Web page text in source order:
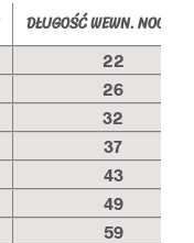
DŁUGOŚĆ WEWN.
22
26
32
37
43
49
59